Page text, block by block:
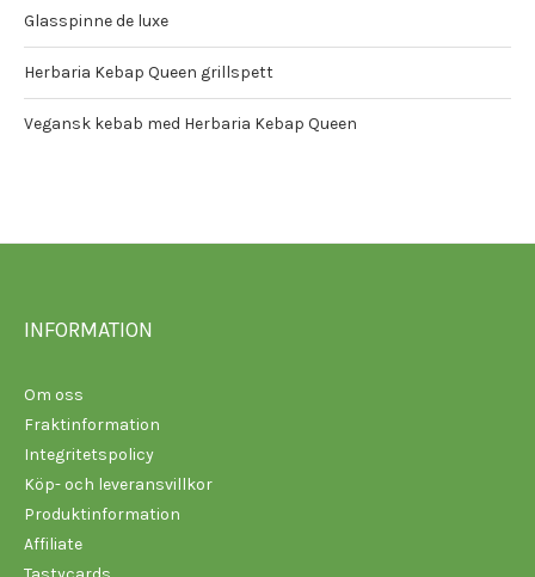
Glasspinne de luxe
Herbaria Kebap Queen grillspett
Vegansk kebab med Herbaria Kebap Queen
INFORMATION
Om oss
Fraktinformation
Integritetspolicy
Köp- och leveransvillkor
Produktinformation
Affiliate